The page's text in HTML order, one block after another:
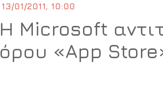
13/01/2011, 10:00
Η Microsoft
όρου «App